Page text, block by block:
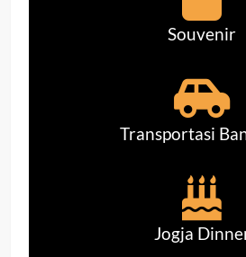
Souvenir
Transportasi
Jogja